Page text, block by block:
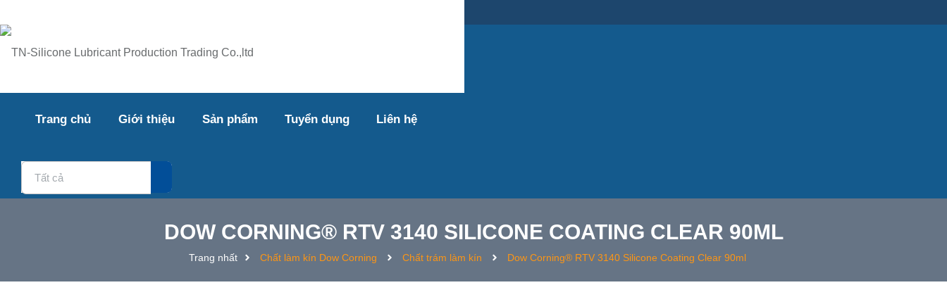
Trang chủ Giới thiệu Sản phẩm Tuyển dụng Liên hệ
Tất cả
DOW CORNING® RTV 3140 SILICONE COATING CLEAR 90ML
Trang nhất Chất làm kín Dow Corning Chất trám làm kín Dow Corning® RTV 3140 Silicone Coating Clear 90ml